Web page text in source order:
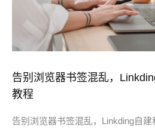
告别浏览器书签混乱，
教程
告别浏览器书签混乱，Linkding自建